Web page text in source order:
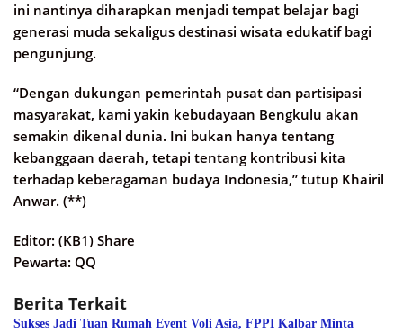
ini nantinya diharapkan menjadi tempat belajar bagi
generasi muda sekaligus destinasi wisata edukatif bagi
pengunjung.
“Dengan dukungan pemerintah pusat dan partisipasi
masyarakat, kami yakin kebudayaan Bengkulu akan
semakin dikenal dunia. Ini bukan hanya tentang
kebanggaan daerah, tetapi tentang kontribusi kita
terhadap keberagaman budaya Indonesia,” tutup Khairil
Anwar. (**)
Editor: (KB1) Share
Pewarta: QQ
Berita Terkait
Sukses Jadi Tuan Rumah Event Voli Asia, FPPI Kalbar Minta